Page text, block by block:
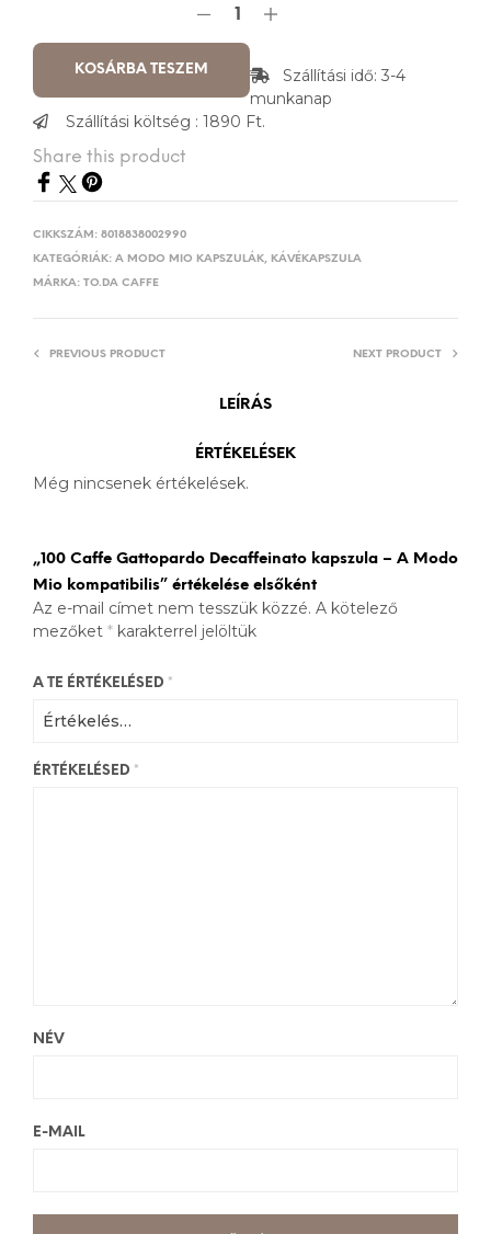
KOSÁRBA TESZEM
Szállítási idő: 3-4
munkanap
Szállítási költség : 1890 Ft.
Share this product
CIKKSZÁM: 8018838002990
KATEGÓRIÁK: A MODO MIO KAPSZULÁK, KÁVÉKAPSZULA
MÁRKA: TO.DA CAFFE
PREVIOUS PRODUCT NEXT PRODUCT
LEÍRÁS
ÉRTÉKELÉSEK
Még nincsenek értékelések.
„100 Caffe Gattopardo Decaffeinato kapszula – A Modo
Mio kompatibilis” értékelése elsőként
Az e-mail címet nem tesszük közzé. A kötelező
mezőket * karakterrel jelöltük
A TE ÉRTÉKELÉSED *
ÉRTÉKELÉSED *
NÉV
E-MAIL